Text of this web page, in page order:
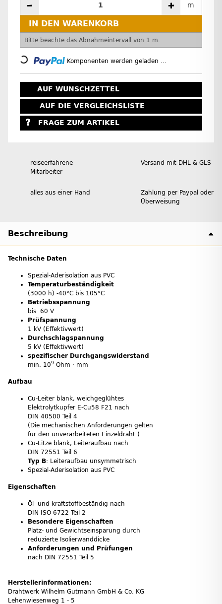
m
IN DEN WARENKORB
x
Bitte beachte das Abnahmeintervall von 1 m.
Loading... Komponenten werden geladen ...
AUF WUNSCHZETTEL
AUF DIE VERGLEICHSLISTE
FRAGE ZUM ARTIKEL
reiseerfahrene
Mitarbeiter
Versand mit DHL & GLS
alles aus einer Hand
Zahlung per Paypal oder
Überweisung
Beschreibung
Technische Daten
Spezial-Aderisolation aus PVC
Temperaturbeständigkeit
(3000 h) -40°C bis 105°C
Betriebsspannung
bis 60 V
Prüfspannung
1 kV (Effektivwert)
Durchschlagspannung
5 kV (Effektivwert)
spezifischer Durchgangswiderstand
min. 109 Ohm · mm
Aufbau
Cu-Leiter blank, weichgeglühtes
Elektrolytkupfer E-Cu58 F21 nach
DIN 40500 Teil 4
(Die mechanischen Anforderungen gelten
für den unverarbeiteten Einzeldraht.)
Cu-Litze blank, Leiteraufbau nach
DIN 72551 Teil 6
Typ B: Leiteraufbau unsymmetrisch
Spezial-Aderisolation aus PVC
Eigenschaften
Öl- und kraftstoffbeständig nach
DIN ISO 6722 Teil 2
Besondere Eigenschaften
Platz- und Gewichtseinsparung durch
reduzierte Isolierwanddicke
Anforderungen und Prüfungen
nach DIN 72551 Teil 5
Herstellerinformationen:
Drahtwerk Wilhelm Gutmann GmbH & Co. KG
Lehenwiesenweg 1 - 5